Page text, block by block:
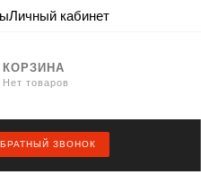
Личный кабинет
КОРЗИНА
Нет товаров
ЗВОНОК